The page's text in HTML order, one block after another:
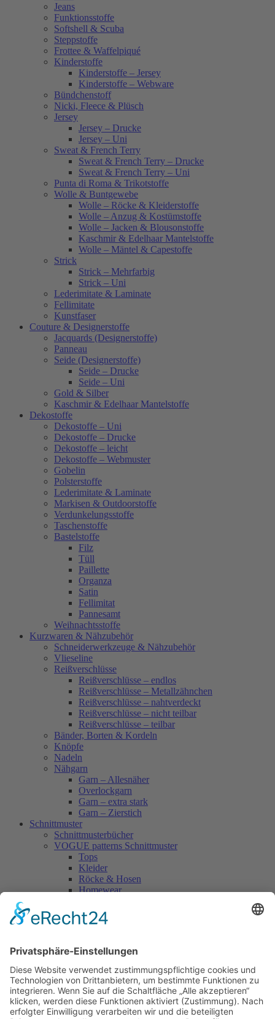
Jeans
Funktionsstoffe
Softshell & Scuba
Steppstoffe
Frottee & Waffelpiqué
Kinderstoffe
Kinderstoffe – Jersey
Kinderstoffe – Webware
Bündchenstoff
Nicki, Fleece & Plüsch
Jersey
Jersey – Drucke
Jersey – Uni
Sweat & French Terry
Sweat & French Terry – Drucke
Sweat & French Terry – Uni
Punta di Roma & Trikotstoffe
Wolle & Buntgewebe
Wolle – Röcke & Kleiderstoffe
Wolle – Anzug & Kostümstoffe
Wolle – Jacken & Blousonstoffe
Kaschmir & Edelhaar Mantelstoffe
Wolle – Mäntel & Capestoffe
Strick
Strick – Mehrfarbig
Strick – Uni
Lederimitate & Laminate
Fellimitate
Kunstfaser
Couture & Designerstoffe
Jacquards (Designerstoffe)
Panneau
Seide (Designerstoffe)
Seide – Drucke
Seide – Uni
Gold & Silber
Kaschmir & Edelhaar Mantelstoffe
Dekostoffe
Dekostoffe – Uni
Dekostoffe – Drucke
Dekostoffe – leicht
Dekostoffe – Webmuster
Gobelin
Polsterstoffe
Lederimitate & Laminate
Markisen & Outdoorstoffe
Verdunkelungsstoffe
Taschenstoffe
Bastelstoffe
Filz
Tüll
Paillette
Organza
Satin
Fellimitat
Pannesamt
Weihnachtsstoffe
Kurzwaren & Nähzubehör
Schneiderwerkzeuge & Nähzubehör
Vlieseline
Reißverschlüsse
Reißverschlüsse – endlos
Reißverschlüsse – Metallzähnchen
Reißverschlüsse – nahtverdeckt
Reißverschlüsse – nicht teilbar
Reißverschlüsse – teilbar
Bänder, Borten & Kordeln
Knöpfe
Nadeln
Nähgarn
Garn – Allesnäher
Overlockgarn
Garn – extra stark
Garn – Zierstich
Schnittmuster
Schnittmusterbücher
VOGUE patterns Schnittmuster
Tops
Kleider
Röcke & Hosen
Homewear
Vogue Vintage
Herren
Accessoires
Einzelschnittmuster Burda
Tops
Kleider
Röcke & Hosen
Homewear
Jacken & Mäntel